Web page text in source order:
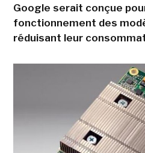
Google serait conçue
fonctionnement des
réduisant leur